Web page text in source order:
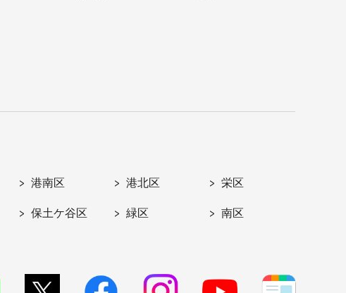
港南区 港北区 栄区
保土ケ谷区 緑区 南区